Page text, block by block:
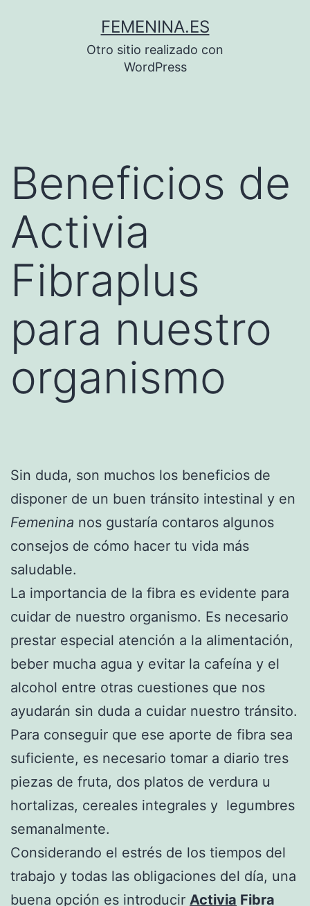
FEMENINA.ES
Otro sitio realizado con
WordPress
Beneficios de
Activia
Fibraplus
para nuestro
organismo
Sin duda, son muchos los beneficios de
disponer de un buen tránsito intestinal y en
Femenina nos gustaría contaros algunos
consejos de cómo hacer tu vida más
saludable.
La importancia de la fibra es evidente para
cuidar de nuestro organismo. Es necesario
prestar especial atención a la alimentación,
beber mucha agua y evitar la cafeína y el
alcohol entre otras cuestiones que nos
ayudarán sin duda a cuidar nuestro tránsito.
Para conseguir que ese aporte de fibra sea
suficiente, es necesario tomar a diario tres
piezas de fruta, dos platos de verdura u
hortalizas, cereales integrales y legumbres
semanalmente.
Considerando el estrés de los tiempos del
trabajo y todas las obligaciones del día, una
buena opción es introducir Activia Fibra